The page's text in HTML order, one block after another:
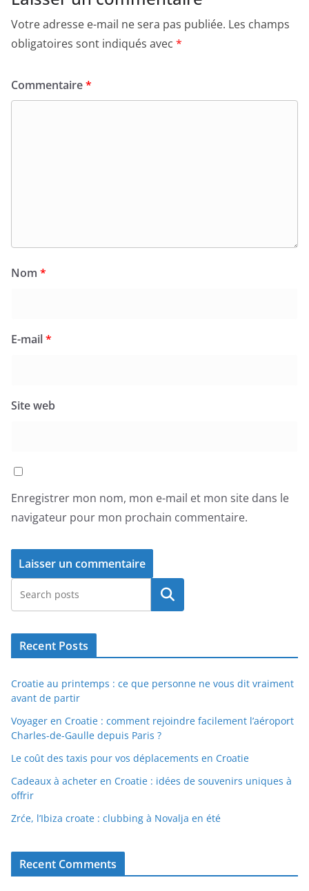
Votre adresse e-mail ne sera pas publiée. Les champs
obligatoires sont indiqués avec *
Commentaire*
Nom *
E-mail*
Site web
Enregistrer mon nom, mon e-mail et mon site dans le
navigateur pour mon prochain commentaire.
Rechercher
Recent Posts
Croatie au printemps : ce que personne ne vous dit vraiment
avant de partir
Voyager en Croatie : comment rejoindre facilement l’aéroport
Charles-de-Gaulle depuis Paris ?
Le coût des taxis pour vos déplacements en Croatie
Cadeaux à acheter en Croatie : idées de souvenirs uniques à
offrir
Zrće, l’Ibiza croate : clubbing à Novalja en été
Recent Comments